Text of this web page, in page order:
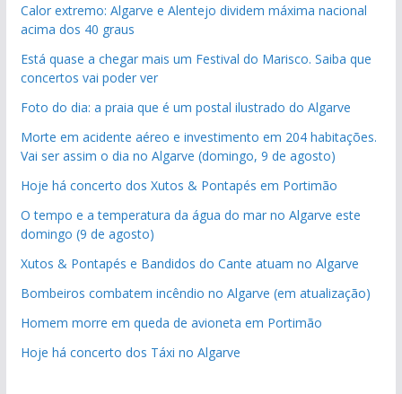
Calor extremo: Algarve e Alentejo dividem máxima nacional
acima dos 40 graus
Está quase a chegar mais um Festival do Marisco. Saiba que
concertos vai poder ver
Foto do dia: a praia que é um postal ilustrado do Algarve
Morte em acidente aéreo e investimento em 204 habitações.
Vai ser assim o dia no Algarve (domingo, 9 de agosto)
Hoje há concerto dos Xutos & Pontapés em Portimão
O tempo e a temperatura da água do mar no Algarve este
domingo (9 de agosto)
Xutos & Pontapés e Bandidos do Cante atuam no Algarve
Bombeiros combatem incêndio no Algarve (em atualização)
Homem morre em queda de avioneta em Portimão
Hoje há concerto dos Táxi no Algarve